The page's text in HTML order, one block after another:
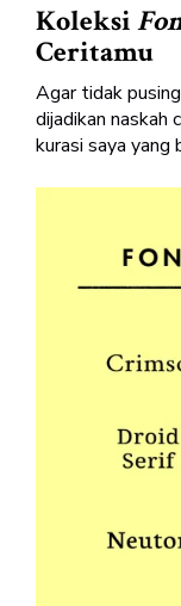
Koleksi
Ceritamu
Agar tidak
dijadikan naskah
kurasi saya yang